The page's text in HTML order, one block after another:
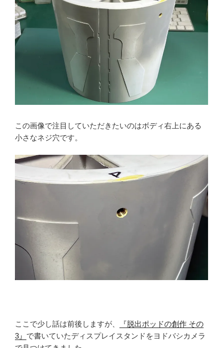
この画像で注目していただきたいのはボディ右上にある
小さなネジ穴です。
ここで少し話は前後しますが、
『脱出ポッドの創作 その
3』 で書いていたディスプレイスタンドをヨドバシカメラ